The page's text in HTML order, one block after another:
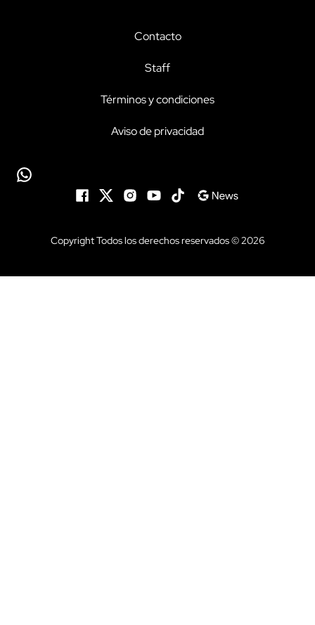
Contacto
Staff
Términos y condiciones
Aviso de privacidad
Copyright Todos los derechos reservados © 2026